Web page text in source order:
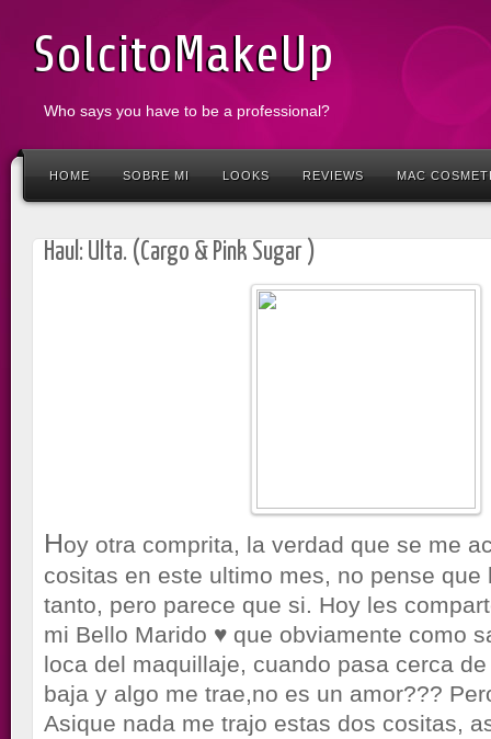
SolcitoMakeUp
Who says you have to be a professional?
HOME SOBRE MI LOOKS REVIEWS MAC
Haul: Ulta. (Cargo & Pink Sugar )
Hoy otra comprita, la verdad que se me
cositas en este ultimo mes, no pense que
tanto, pero parece que si. Hoy les
mi Bello Marido ♥ que obviamente como
loca del maquillaje, cuando pasa cerca
baja y algo me trae,no es un amor???
Asique nada me trajo estas dos cositas,